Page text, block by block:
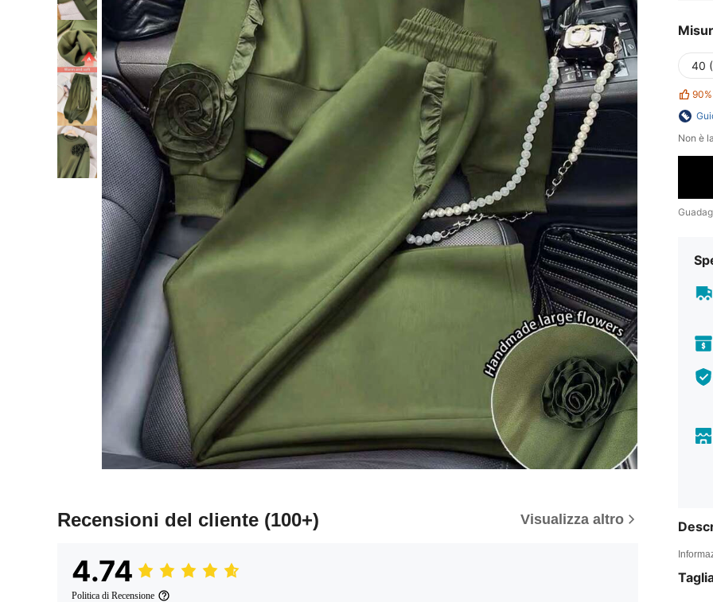
Recensioni del cliente (100+) Visualizza altro
4.74
Politica di Recensione
40
90%
Non è